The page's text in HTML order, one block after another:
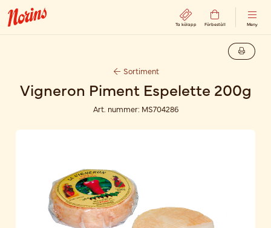
Ta kölapp Förbeställ Meny
Sortiment
Vigneron Piment Espelette 200g
Art. nummer: MS704286